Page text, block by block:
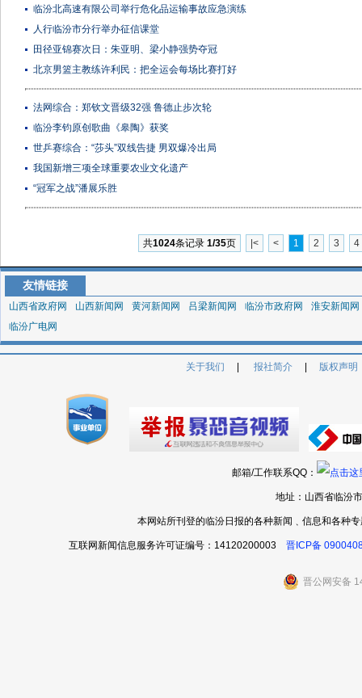
临汾北高速有限公司举行危化品运输事故应急演练
人行临汾市分行举办征信课堂
田径亚锦赛次日：朱亚明、梁小静强势夺冠
北京男篮主教练许利民：把全运会每场比赛打好
法网综合：郑钦文晋级32强 鲁德止步次轮
临汾李钧原创歌曲《皋陶》获奖
世乒赛综合：“莎头”双线告捷 男双爆冷出局
我国新增三项全球重要农业文化遗产
“冠军之战”潘展乐胜
|< < 1 2 3 4
共1024条记录 1/35页
友情链接
山西省政府网 山西新闻网 黄河新闻网 吕梁新闻网 临汾市政府网
淮安新闻网
临汾广电网
关于我们 报社简介 版权声明
邮箱/工作联系QQ：
地址：山西省临汾
本网站所刊登的临汾日报的各种新闻﹑信息和各种
互联网新闻信息服务许可证编号：14120200003 晋ICP备
晋公网安备